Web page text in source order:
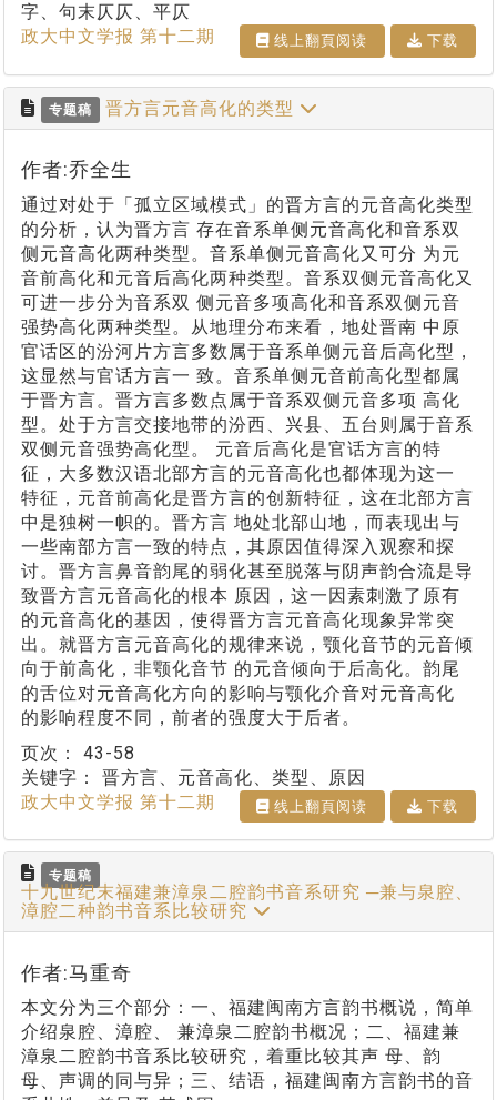
字、句末仄仄、平仄
政大中文学报 第十二期
线上翻⾴阅读 下载
专题稿 晋方言元音高化的类型
作者:乔全生
通过对处于「孤立区域模式」的晋方言的元音高化类型
的分析，认为晋方言 存在音系单侧元音高化和音系双
侧元音高化两种类型。音系单侧元音高化又可分 为元
音前高化和元音后高化两种类型。音系双侧元音高化又
可进一步分为音系双 侧元音多项高化和音系双侧元音
强势高化两种类型。从地理分布来看，地处晋南 中原
官话区的汾河片方言多数属于音系单侧元音后高化型，
这显然与官话方言一 致。音系单侧元音前高化型都属
于晋方言。晋方言多数点属于音系双侧元音多项 高化
型。处于方言交接地带的汾西、兴县、五台则属于音系
双侧元音强势高化型。 元音后高化是官话方言的特
征，大多数汉语北部方言的元音高化也都体现为这一
特征，元音前高化是晋方言的创新特征，这在北部方言
中是独树一帜的。晋方言 地处北部山地，而表现出与
一些南部方言一致的特点，其原因值得深入观察和探
讨。晋方言鼻音韵尾的弱化甚至脱落与阴声韵合流是导
致晋方言元音高化的根本 原因，这一因素刺激了原有
的元音高化的基因，使得晋方言元音高化现象异常突
出。就晋方言元音高化的规律来说，颚化音节的元音倾
向于前高化，非颚化音节 的元音倾向于后高化。韵尾
的舌位对元音高化方向的影响与颚化介音对元音高化
的影响程度不同，前者的强度大于后者。
页次： 43-58
关键字： 晋方言、元音高化、类型、原因
政大中文学报 第十二期
线上翻⾴阅读 下载
专题稿
十九世纪末福建兼漳泉二腔韵书音系研究 ─兼与泉腔、
漳腔二种韵书音系比较研究
作者:马重奇
本文分为三个部分：一、福建闽南方言韵书概说，简单
介绍泉腔、漳腔、 兼漳泉二腔韵书概况；二、福建兼
漳泉二腔韵书音系比较研究，着重比较其声 母、韵
母、声调的同与异；三、结语，福建闽南方言韵书的音